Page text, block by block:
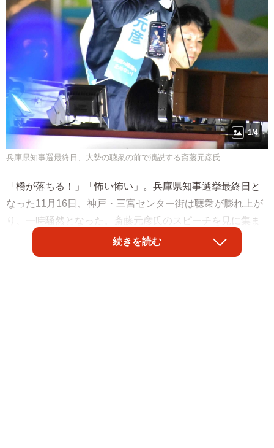
1/4
兵庫県知事選最終日、大勢の聴衆の前で演説する斎藤元彦氏
「橋が落ちる！」「怖い怖い」。兵庫県知事選挙最終日と
なった11月16日、神戸・三宮センター街は聴衆が膨れ上が
り、一時騒然となった。斎藤元彦氏のスピーチを見に集ま
った聴衆が商店街の歩道橋に集まると、サイレンが鳴り響
き、歩道橋下の人たちが「橋が（重みで）曲がってるや
続きを読む